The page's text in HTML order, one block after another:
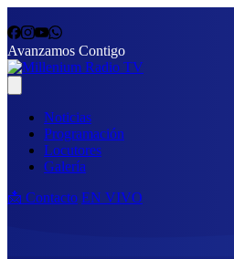
Avanzamos Contigo
Noticias
Programación
Locutores
Galería
📩 Contacto EN VIVO